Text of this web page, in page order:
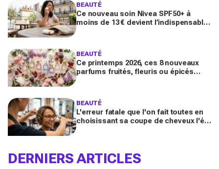
BEAUTÉ
Ce nouveau soin Nivea SPF50+ à
moins de 13 € devient l’indispensable
BEAUTÉ
Ce printemps 2026, ces 8 nouveaux
parfums fruités, fleuris ou épicés
BEAUTÉ
L'erreur fatale que l'on fait toutes en
choisissant sa coupe de cheveux l'été
DERNIERS ARTICLES